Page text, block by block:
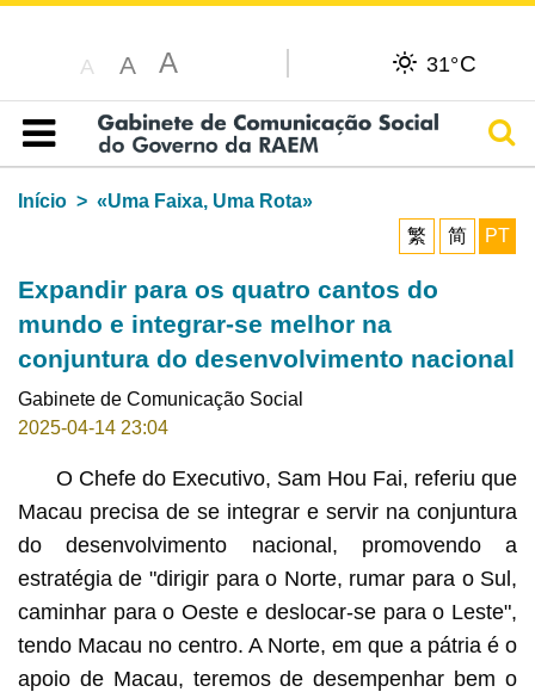
A A A 31°C
Índice
Início
«Uma Faixa, Uma Rota»
繁
简 PT
Expandir para os quatro cantos do
mundo e integrar-se melhor na
conjuntura do desenvolvimento nacional
Gabinete de Comunicação Social
2025-04-14 23:04
O Chefe do Executivo, Sam Hou Fai, referiu que
Macau precisa de se integrar e servir na conjuntura
do desenvolvimento nacional, promovendo a
estratégia de "dirigir para o Norte, rumar para o Sul,
caminhar para o Oeste e deslocar-se para o Leste",
tendo Macau no centro. A Norte, em que a pátria é o
apoio de Macau, teremos de desempenhar bem o